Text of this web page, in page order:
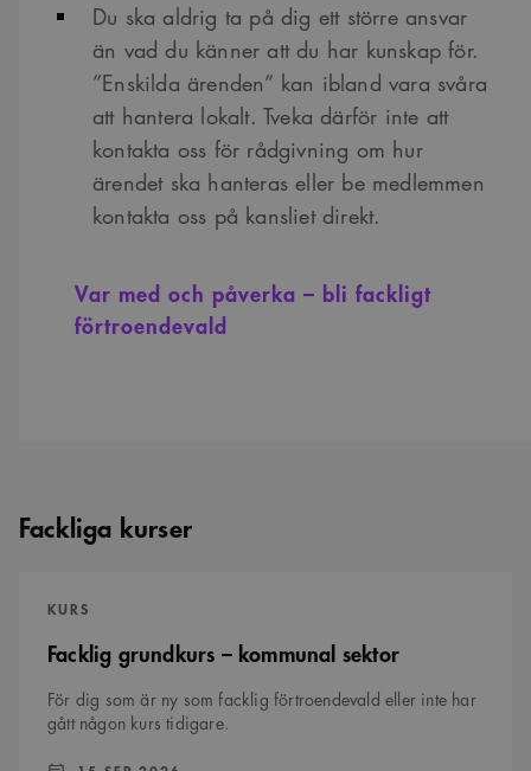
Du ska aldrig ta på dig ett större ansvar
än vad du känner att du har kunskap för.
”Enskilda ärenden” kan ibland vara svåra
att hantera lokalt. Tveka därför inte att
kontakta oss för rådgivning om hur
ärendet ska hanteras eller be medlemmen
kontakta oss på kansliet direkt.
Var med och påverka – bli fackligt
förtroendevald
Fackliga kurser
grundkurs
sektor
KURS
Facklig grundkurs – kommunal sektor
För dig som är ny som facklig förtroendevald eller inte har
gått någon kurs tidigare.